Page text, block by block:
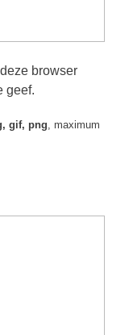
browser
geef.
gif, png, maximum